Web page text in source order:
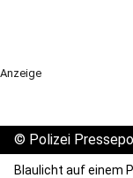
Anzeige
© Polizei
Blaulicht auf einem